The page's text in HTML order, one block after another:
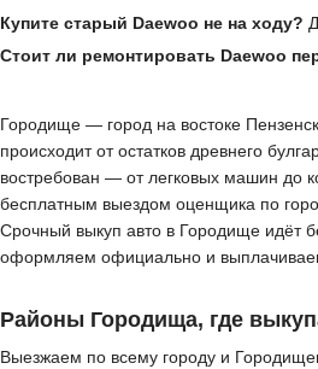
Купите старый Daewoo не на ходу?
Стоит ли ремонтировать Daewoo
Городище — город на востоке
происходит от остатков древнего
востребован — от легковых машин до
бесплатным выездом оценщика по
Срочный выкуп авто в Городище идёт
оформляем официально и
Районы Городища, где
Выезжаем по всему городу и